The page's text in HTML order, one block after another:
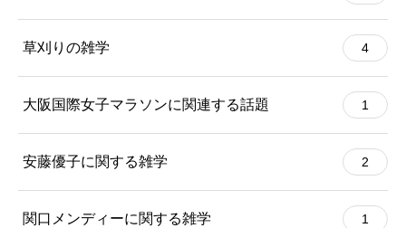
草刈りの雑学 4
大阪国際女子マラソンに関連する話題 1
安藤優子に関する雑学 2
関口メンディーに関する雑学 1